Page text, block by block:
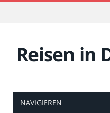
Reisen in
NAVIGIEREN